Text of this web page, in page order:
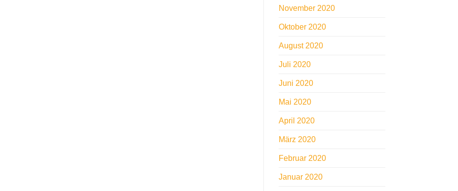
November 2020
Oktober 2020
August 2020
Juli 2020
Juni 2020
Mai 2020
April 2020
März 2020
Februar 2020
Januar 2020